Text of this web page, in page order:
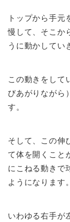
トップから手
慢して、そこか
うに動かしてい
この動きをして
びあがりながら
す。
そして、この伸
て体を開くこと
にこねる動きで
ようになります。
いわゆる右手が